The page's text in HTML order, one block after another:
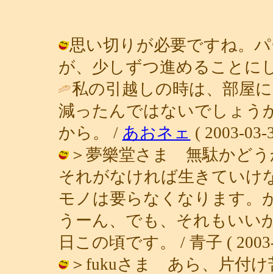
思い切りが必要ですね。
が、少しずつ進めることに
私の引越しの時は、部屋
減ったんではないでしょ
から。 / あおネェ ( 2003-03-
＞夢樂堂さま 無駄かどう
それがなければ生きていけ
モノは要らなくなります。
うーん、でも、それもいい
日この頃です。 / 青子 (
＞fukuさま あら、片付け